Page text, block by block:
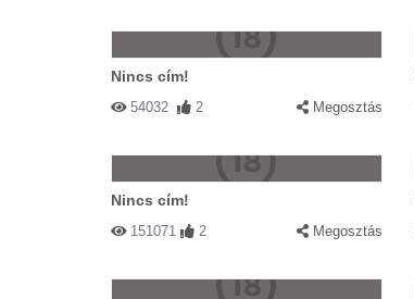
Nincs cím!
54032 2 Megosztás
Nincs cím!
151071 2 Megosztás